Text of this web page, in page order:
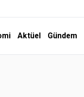
Aktüel Gündem